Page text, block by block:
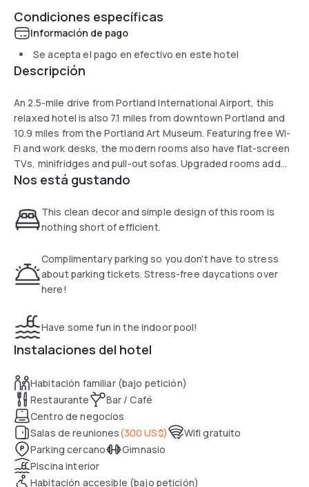
Condiciones específicas
Información de pago
Se acepta el pago en efectivo en este hotel
Descripción
An 2.5-mile drive from Portland International Airport, this
relaxed hotel is also 7.1 miles from downtown Portland and
10.9 miles from the Portland Art Museum. Featuring free Wi-
Fi and work desks, the modern rooms also have flat-screen
TVs, minifridges and pull-out sofas. Upgraded rooms add
separate living areas.
airport shuttle. There's also an indoor pool and whirlpool tub,
plus a 24-hour fitness center.
Nos está gustando
This clean decor and simple design of this room is
nothing short of efficient.
Complimentary parking so you don't have to stress
about parking tickets. Stress-free daycations over
here!
Have some fun in the indoor pool!
Instalaciones del hotel
Habitación familiar (bajo petición)
Restaurante
Bar / Café
Centro de negocios
Salas de reuniones(300 US$)
Wifi gratuito
Parking cercano
Gimnasio
Piscina interior
Habitación accesible (bajo petición)